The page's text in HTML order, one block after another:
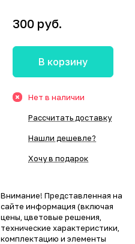
300 руб.
В корзину
Нет в наличии
Рассчитать доставку
Нашли дешевле?
Хочу в подарок
Внимание! Представленная на
сайте информация (включая
цены, цветовые решения,
технические характеристики,
комплектацию и элементы